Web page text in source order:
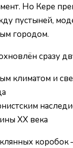
Но Кере
пустыней,
городом.
сразу
климатом и
XX века